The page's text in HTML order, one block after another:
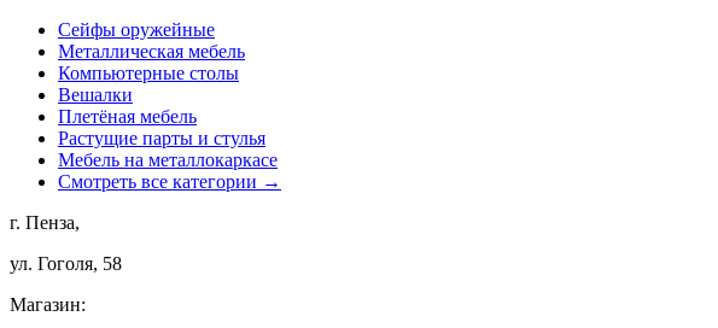
Сейфы оружейные
Металлическая мебель
Компьютерные столы
Вешалки
Плетёная мебель
Растущие парты и стулья
Мебель на металлокаркасе
Смотреть все категории →
г. Пенза,
ул. Гоголя, 58
Магазин: